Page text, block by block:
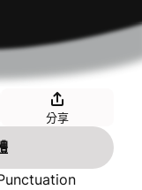
分享